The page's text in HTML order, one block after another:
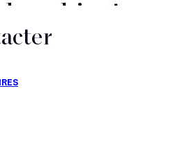
cabinet,
et nos
jour après